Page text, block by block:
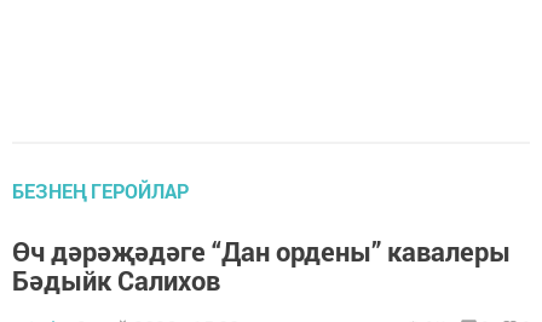
БЕЗНЕҢ ГЕРОЙЛАР
Өч дәрәҗәдәге “Дан ордены” кавалеры
Бәдыйк Салихов